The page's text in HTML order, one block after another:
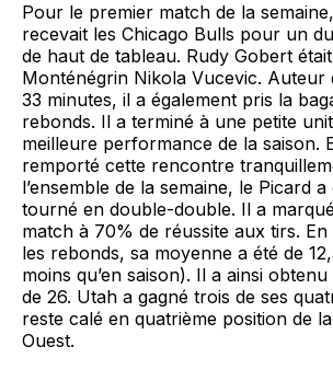
Pour le premier match de la
recevait les Chicago Bulls pour un
de haut de tableau. Rudy Gobert
Monténégrin Nikola Vucevic. Auteur
33 minutes, il a également pris la
rebonds. Il a terminé à une petite
meilleure performance de la saison.
remporté cette rencontre
l’ensemble de la semaine, le Picard
tourné en double-double. Il a
match à 70% de réussite aux tirs.
les rebonds, sa moyenne a été de
moins qu’en saison). Il a ainsi
de 26. Utah a gagné trois de ses
reste calé en quatrième position de
Ouest.